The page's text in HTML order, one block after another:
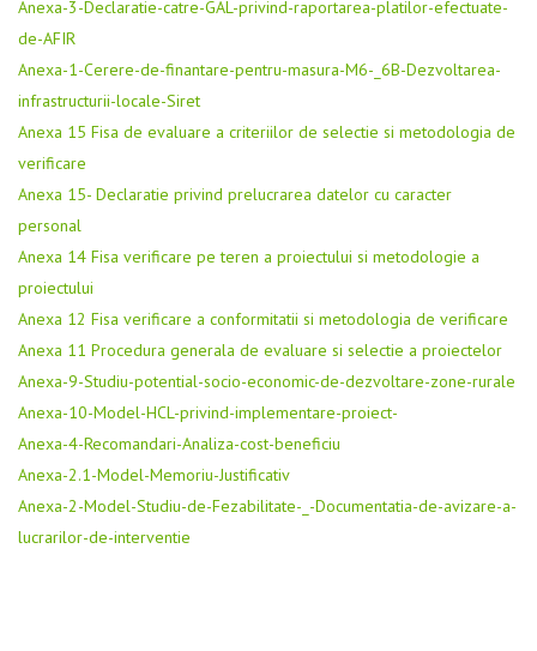
Anexa-3-Declaratie-catre-GAL-privind-raportarea-platilor-efectuate-
de-AFIR
Anexa-1-Cerere-de-finantare-pentru-masura-M6-_6B-Dezvoltarea-
infrastructurii-locale-Siret
Anexa 15 Fisa de evaluare a criteriilor de selectie si metodologia de
verificare
Anexa 15- Declaratie privind prelucrarea datelor cu caracter
personal
Anexa 14 Fisa verificare pe teren a proiectului si metodologie a
proiectului
Anexa 12 Fisa verificare a conformitatii si metodologia de verificare
Anexa 11 Procedura generala de evaluare si selectie a proiectelor
Anexa-9-Studiu-potential-socio-economic-de-dezvoltare-zone-rurale
Anexa-10-Model-HCL-privind-implementare-proiect-
Anexa-4-Recomandari-Analiza-cost-beneficiu
Anexa-2.1-Model-Memoriu-Justificativ
Anexa-2-Model-Studiu-de-Fezabilitate-_-Documentatia-de-avizare-a-
lucrarilor-de-interventie